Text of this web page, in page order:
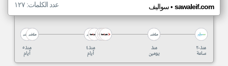
سواليف• sawaleif.com عدد الكلمات: ١٢٧
منذ ٥
أيام
منذ ٤
أيام
منذ
يومين
منذ ٢٠
ساعة